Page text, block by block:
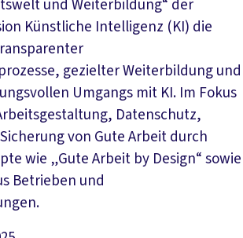
und Weiterbildung“ der
Künstliche Intelligenz (KI) die
gezielter Weiterbildung und
Umgangs mit KI. Im Fokus
Datenschutz,
von Gute Arbeit durch
wie „Gute Arbeit by Design“ sowie
Betrieben und